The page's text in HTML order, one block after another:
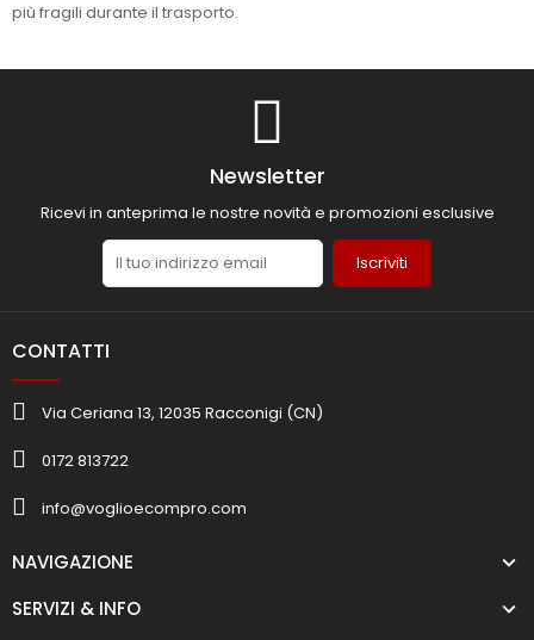
più fragili durante il trasporto.
Newsletter
Ricevi in anteprima le nostre novità e promozioni esclusive
Iscriviti
CONTATTI
Via Ceriana 13, 12035 Racconigi (CN)
0172 813722
info@voglioecompro.com
NAVIGAZIONE
SERVIZI & INFO